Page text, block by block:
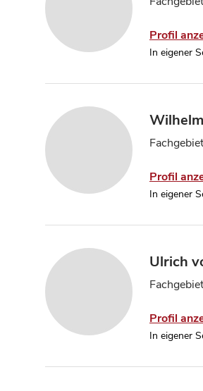
Profil
In eigener
Profil
In eigener
Ulrich
Profil
In eigener